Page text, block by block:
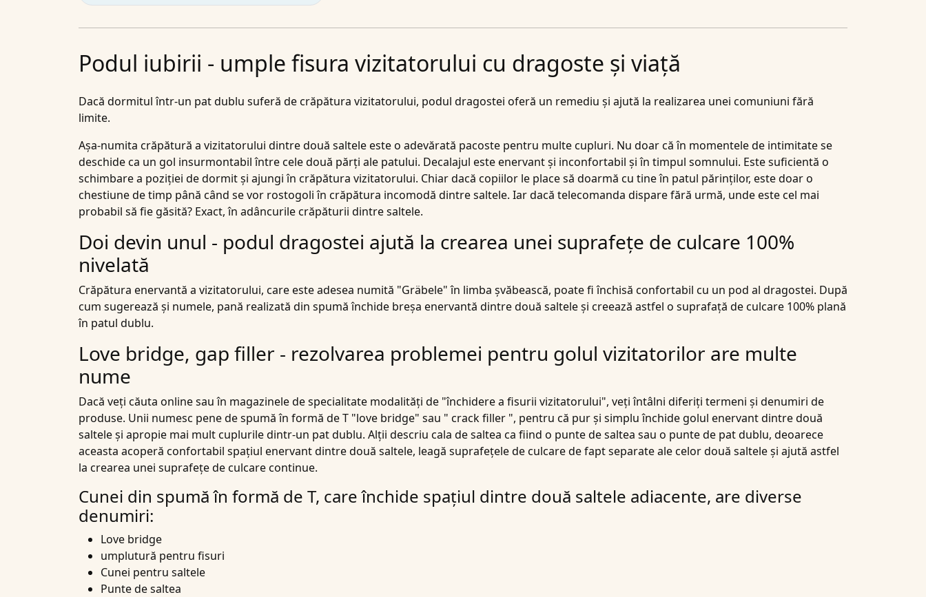
Podul iubirii - umple fisura vizitatorului cu dragoste și viață
Dacă dormitul într-un pat dublu suferă de crăpătura vizitatorului, podul dragostei oferă un remediu și ajută la realizarea unei comuniuni fără
limite.
Așa-numita crăpătură a vizitatorului dintre două saltele este o adevărată pacoste pentru multe cupluri. Nu doar că în momentele de intimitate se
deschide ca un gol insurmontabil între cele două părți ale patului. Decalajul este enervant și inconfortabil și în timpul somnului. Este suficientă o
schimbare a poziției de dormit și ajungi în crăpătura vizitatorului. Chiar dacă copiilor le place să doarmă cu tine în patul părinților, este doar o
chestiune de timp până când se vor rostogoli în crăpătura incomodă dintre saltele. Iar dacă telecomanda dispare fără urmă, unde este cel mai
probabil să fie găsită? Exact, în adâncurile crăpăturii dintresaltele.
Doi devin unul - podul dragostei ajută la crearea unei suprafețe de culcare 100%
nivelată
Crăpătura enervantă a vizitatorului, care este adesea numită "Gräbele" în limba șvăbească, poate fi închisă confortabil cu un pod al dragostei. După
cum sugerează și numele, pană realizată din spumă închide breșa enervantă dintre două saltele și creează astfel o suprafață de culcare 100% plană
în patul dublu.
Love bridge, gap filler - rezolvarea problemei pentru golul vizitatorilor are multe
nume
Dacă veți căuta online sau în magazinele de specialitate modalități de "închidere a fisurii vizitatorului", veți întâlni diferiți termeni și denumiri de
produse. Unii numesc pene de spumă în formă de T "love bridge" sau " crack filler ", pentru că pur și simplu închide golul enervant dintre două
saltele și apropie mai mult cuplurile dintr-un pat dublu. Alții descriu cala de saltea ca fiind o punte de saltea sau o punte de pat dublu, deoarece
aceasta acoperă confortabil spațiul enervant dintre două saltele, leagă suprafețele de culcare de fapt separate ale celor două saltele și ajută astfel
la crearea unei suprafețe de culcare continue.
Cunei din spumă în formă de T, care închide spațiul dintre două saltele adiacente, are diverse
denumiri:
Love bridge
umplutură pentru fisuri
Cunei pentru saltele
Punte de saltea